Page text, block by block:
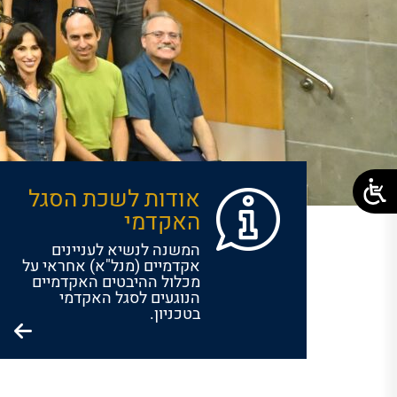
אודות לשכת הסגל
האקדמי
המשנה לנשיא לעניינים
אקדמיים (מנל"א) אחראי על
מכלול ההיבטים האקדמיים
הנוגעים לסגל האקדמי
בטכניון.